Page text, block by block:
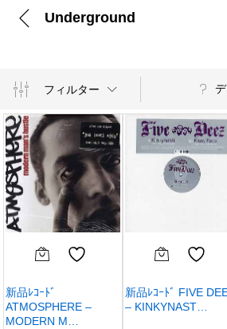
Underground
フィルター
新品ﾚｺｰﾄﾞ
ATMOSPHERE –
MODERN M…
新品ﾚｺｰﾄﾞ FIVE
– KINKYNAST…